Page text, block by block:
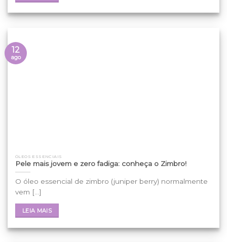
ÓLEOS ESSENCIAIS
Pele mais jovem e zero fadiga: conheça o Zimbro!
O óleo essencial de zimbro (juniper berry) normalmente
vem [...]
LEIA MAIS
12
ago